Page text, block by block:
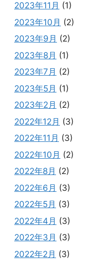
2023年11月 (1)
2023年10月 (2)
2023年9月 (2)
2023年8月 (1)
2023年7月 (2)
2023年5月 (1)
2023年2月 (2)
2022年12月 (3)
2022年11月 (3)
2022年10月 (2)
2022年8月 (2)
2022年6月 (3)
2022年5月 (3)
2022年4月 (3)
2022年3月 (3)
2022年2月 (3)